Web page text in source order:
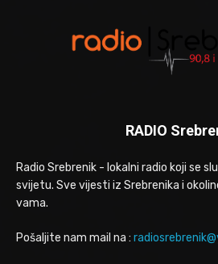
RADIO
Radio Srebrenik - lokalni radio koji se
svijetu. Sve vijesti iz Srebrenika i
vama.
Pošaljite nam mail na :